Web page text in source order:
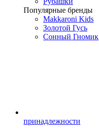
Популярные бренды
Makkaroni Kids
Золотой Гусь
Сонный Гномик
принадлежности